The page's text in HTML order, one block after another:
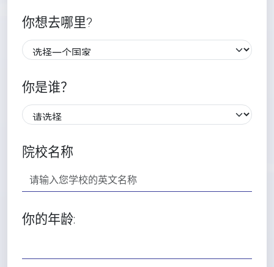
你想去哪里?
你是谁？
院校名称
你的年龄: